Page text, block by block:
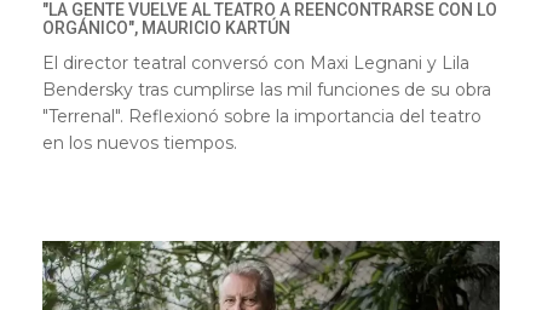
"LA GENTE VUELVE AL TEATRO A REENCONTRARSE CON LO
ORGÁNICO", MAURICIO KARTÚN
El director teatral conversó con Maxi Legnani y Lila
Bendersky tras cumplirse las mil funciones de su obra
"Terrenal". Reflexionó sobre la importancia del teatro
en los nuevos tiempos.